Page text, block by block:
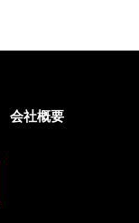
会社概要